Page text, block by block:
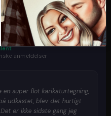
anmeldelser
en super flot karikaturtegning,
udkastet, blev det hurtigt
er ikke sidste gang jeg